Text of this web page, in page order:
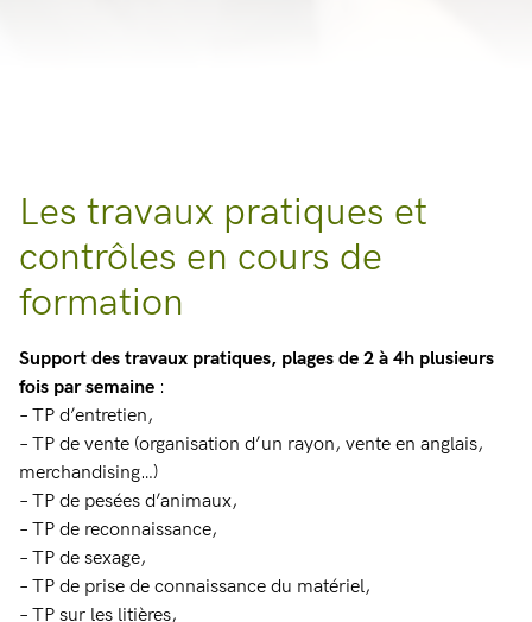
Les travaux pratiques et
contrôles en cours de
formation
Support des travaux pratiques, plages de 2 à 4h plusieurs
fois par semaine :
– TP d’entretien,
– TP de vente (organisation d’un rayon, vente en anglais,
merchandising…)
– TP de pesées d’animaux,
– TP de reconnaissance,
– TP de sexage,
– TP de prise de connaissance du matériel,
– TP sur les litières,